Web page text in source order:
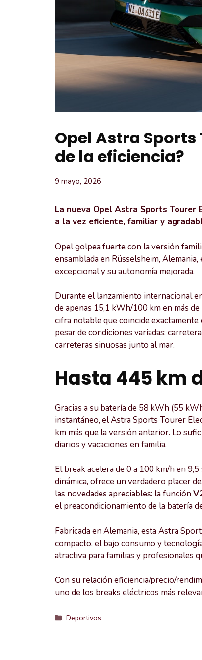
Opel Astra
de la eficiencia?
9 mayo, 2026
La nueva Opel Astra Sports Tourer
a la vez eficiente, familiar y
Opel golpea fuerte con la versión
ensamblada en Rüsselsheim,
excepcional y su autonomía mejorada.
Durante el lanzamiento internacional
de apenas 15,1 kWh/100 km en más
cifra notable que coincide
pesar de condiciones variadas:
carreteras sinuosas junto al mar.
Hasta 445 km
Gracias a su batería de 58 kWh (55
instantáneo, el Astra Sports Tourer
km más que la versión anterior. Lo
diarios y vacaciones en familia.
El break acelera de 0 a 100 km/h en
dinámica, ofrece un verdadero placer
las novedades apreciables: la función
el preacondicionamiento de la batería
Fabricada en Alemania, esta Astra
compacto, el bajo consumo y
atractiva para familias y profesionales
Con su relación eficiencia/precio/
uno de los breaks eléctricos más
Categorías
Deportivos